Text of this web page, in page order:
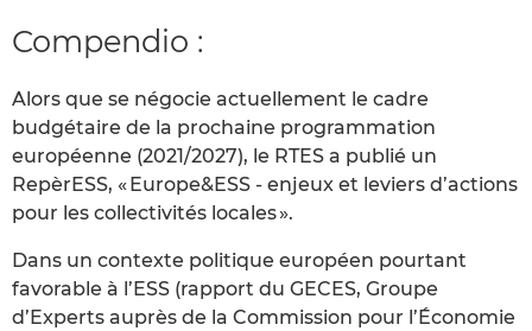
Compendio :
Alors que se négocie actuellement le cadre
budgétaire de la prochaine programmation
européenne (2021/2027), le RTES a publié un
RepèrESS, « Europe&ESS - enjeux et leviers d’actions
pour les collectivités locales ».
Dans un contexte politique européen pourtant
favorable à l’ESS (rapport du GECES, Groupe
d’Experts auprès de la Commission pour l’Économie